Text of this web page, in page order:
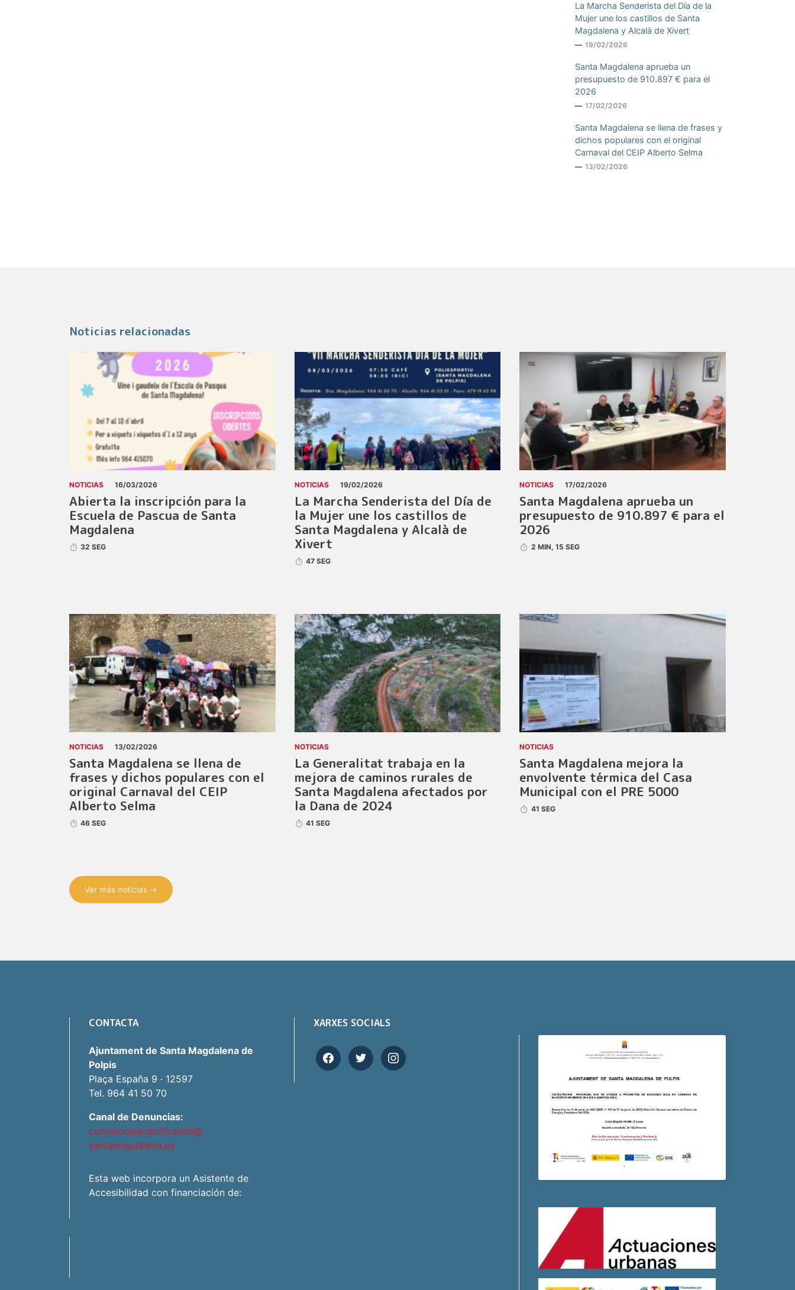
La Marcha Senderista del Día de la
Mujer une los castillos de Santa
Magdalena y Alcalà de Xivert
19/02/2026
Santa Magdalena aprueba un
presupuesto de 910.897 € para el
2026
17/02/2026
Santa Magdalena se llena de frases y
dichos populares con el original
Carnaval del CEIP Alberto Selma
13/02/2026
Noticias relacionadas
NOTICIAS 16/03/2026
Abierta la inscripción para la
Escuela de Pascua de Santa
Magdalena
32 SEG
NOTICIAS 19/02/2026
La Marcha Senderista del Día de
la Mujer une los castillos de
Santa Magdalena y Alcalà de
Xivert
47 SEG
NOTICIAS 17/02/2026
Santa Magdalena aprueba un
presupuesto de 910.897 € para el
2026
2 MIN, 15 SEG
NOTICIAS 13/02/2026
Santa Magdalena se llena de
frases y dichos populares con el
original Carnaval del CEIP
Alberto Selma
46 SEG
NOTICIAS
La Generalitat trabaja en la
mejora de caminos rurales de
Santa Magdalena afectados por
la Dana de 2024
41 SEG
NOTICIAS
Santa Magdalena mejora la
envolvente térmica del Casa
Municipal con el PRE 5000
41 SEG
Ver más noticias →
CONTACTA
Ajuntament de Santa Magdalena de
Polpis
Plaça España 9 · 12597
Tel. 964 41 50 70
Canal de Denuncias:
comisionplanantifraude@
santamagdalena.es
Esta web incorpora un Asistente de
Accesibilidad con financiación de:
XARXES SOCIALS
facebooktwitter instagram